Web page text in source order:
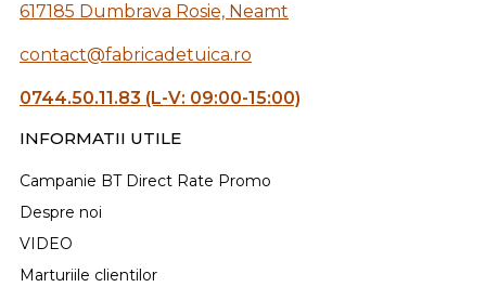
617185 Dumbrava Rosie, Neamt
contact@fabricadetuica.ro
0744.50.11.83 (L-V: 09:00-15:00)
INFORMATII UTILE
Campanie BT Direct Rate Promo
Despre noi
VIDEO
Marturiile clientilor